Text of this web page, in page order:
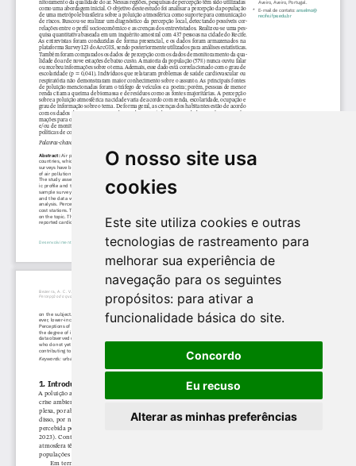
O nosso site usa
cookies
Este site utiliza cookies e outras
tecnologias de rastreamento para
melhorar sua experiência de
navegação para os seguintes
propósitos: para ativar a
funcionalidade básica do site.
Concordo
Eu recuso
Alterar as minhas preferências